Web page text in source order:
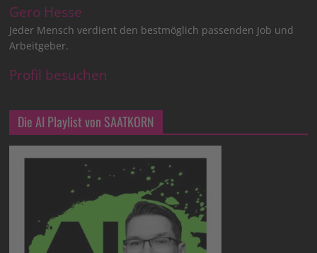
Gero Hesse
Jeder Mensch verdient den bestmöglich passenden Job und
Arbeitgeber.
Profil besuchen
Die AI Playlist von SAATKORN